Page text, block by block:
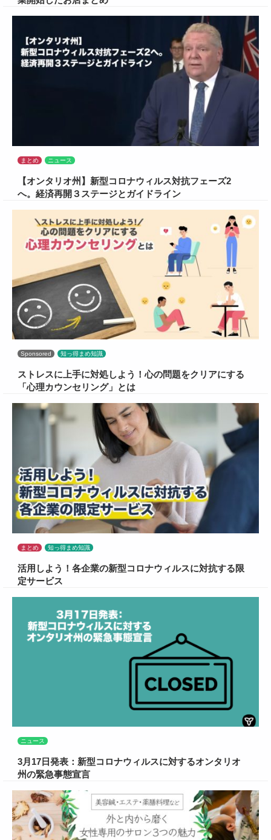
まとめ ニュース
【オンタリオ州】新型コロナウィルス対抗フェーズ2
へ。経済再開３ステージとガイドライン
Sponsored 知っ得まめ知識
ストレスに上手に対処しよう！心の問題をクリアにする
「心理カウンセリング」とは
まとめ 知っ得まめ知識
活用しよう！各企業の新型コロナウィルスに対抗する限
定サービス
ニュース
3月17日発表：新型コロナウィルスに対するオンタリオ
州の緊急事態宣言